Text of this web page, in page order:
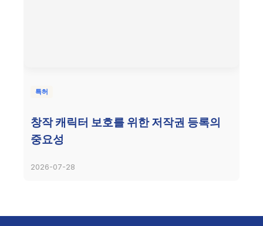
특허
창작 캐릭터 보호를 위한 저작권 등록의
중요성
2026-07-28